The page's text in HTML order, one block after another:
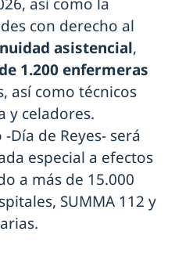
con derecho al
asistencial,
1.200 enfermeras
así como técnicos
y celadores.
Día de Reyes- será
especial a efectos
a más de 15.000
SUMMA 112 y